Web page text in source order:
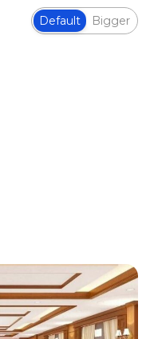
Default Bigger